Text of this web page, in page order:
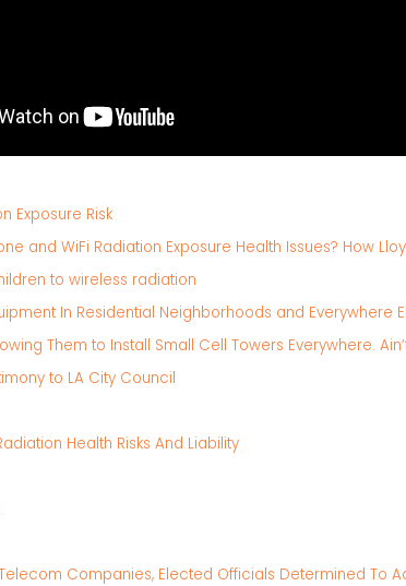
Exposure Risk
and WiFi Radiation Exposure Health Issues? How
to wireless radiation
In Residential Neighborhoods and Everywhere
Them to Install Small Cell Towers Everywhere.
to LA City Council
Health Risks And Liability
Companies, Elected Officials Determined To